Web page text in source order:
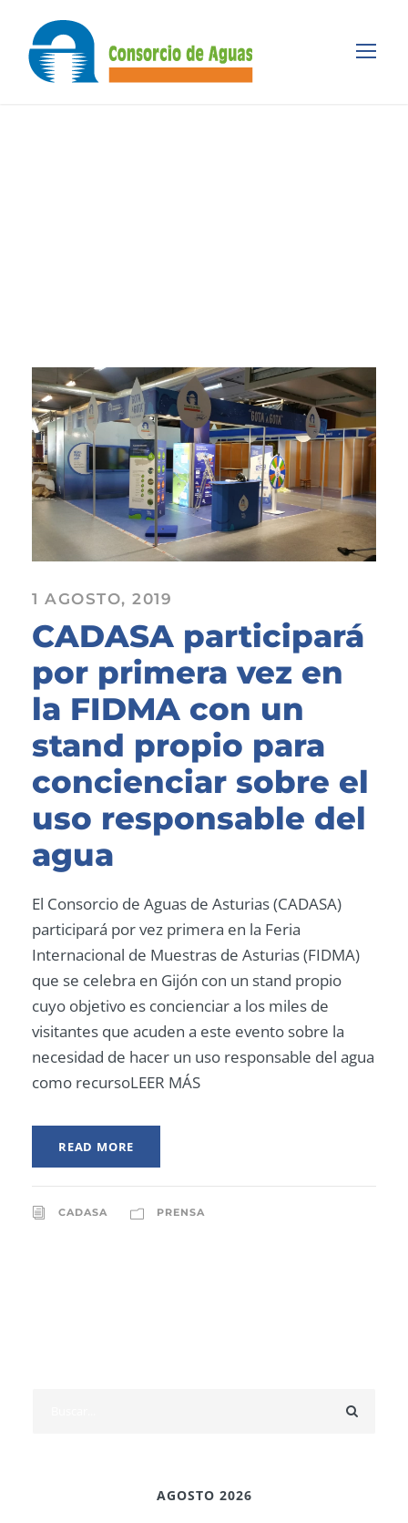
1 AGOSTO, 2019
CADASA participará
por primera vez en
la FIDMA con un
stand propio para
concienciar sobre el
uso responsable del
agua
El Consorcio de Aguas de Asturias (CADASA)
participará por vez primera en la Feria
Internacional de Muestras de Asturias (FIDMA)
que se celebra en Gijón con un stand propio
cuyo objetivo es concienciar a los miles de
visitantes que acuden a este evento sobre la
necesidad de hacer un uso responsable del agua
como recursoLEER MÁS
READ MORE
CADASA PRENSA
AGOSTO 2026